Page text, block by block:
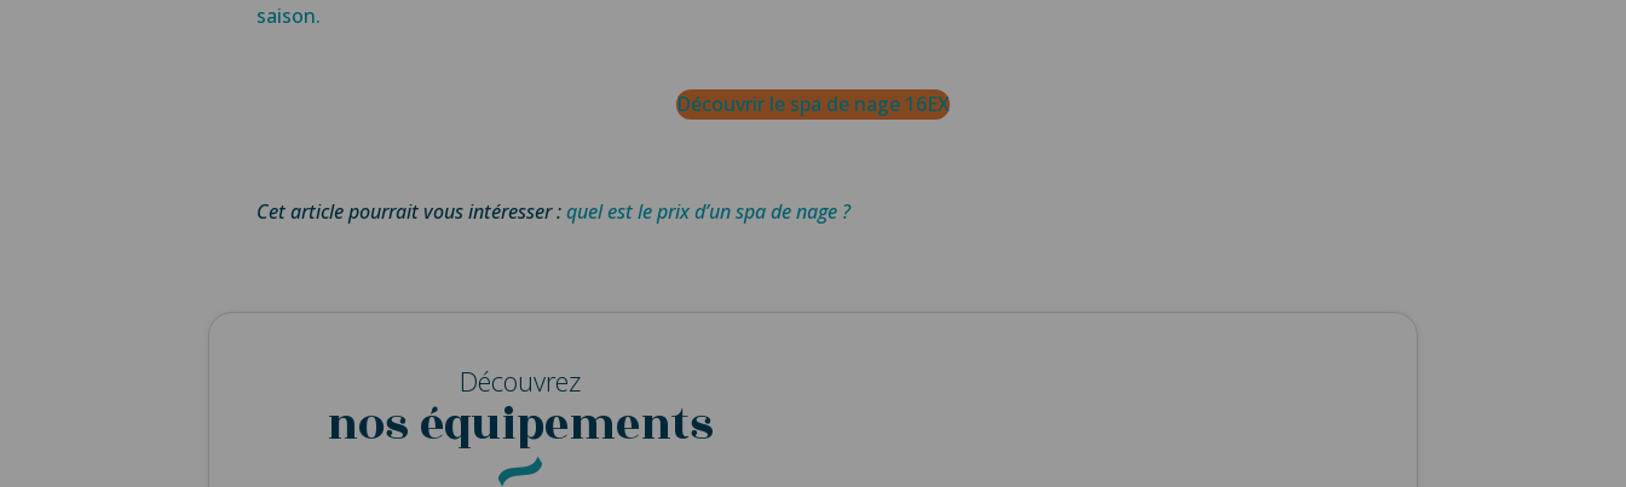
saison.
Découvrir le spa de nage 16EX
Cet article pourrait vous intéresser :quel est le prix d’un spa de nage ?
Découvrez
nos équipements